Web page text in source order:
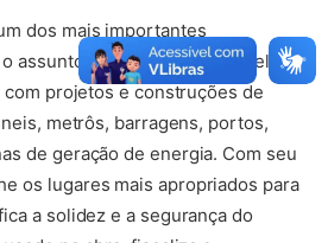
dos mais importantes
assunto é estrutura, pois só ele
projetos e construções de
metrôs, barragens, portos,
de geração de energia. Com seu
os lugares mais apropriados para
a solidez e a segurança do